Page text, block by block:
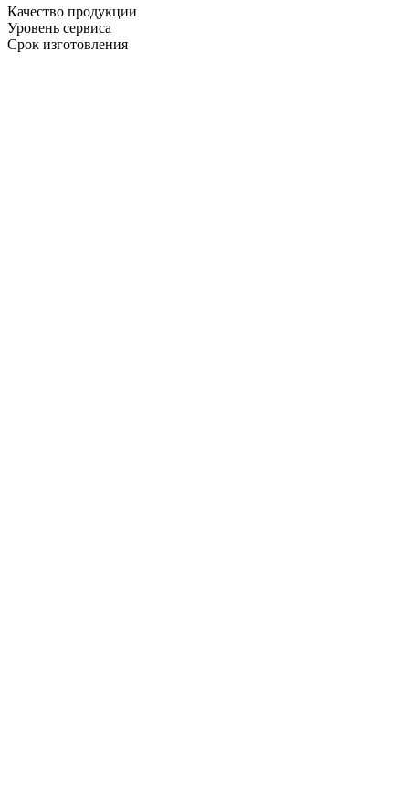
Качество продукции
Уровень сервиса
Срок изготовления